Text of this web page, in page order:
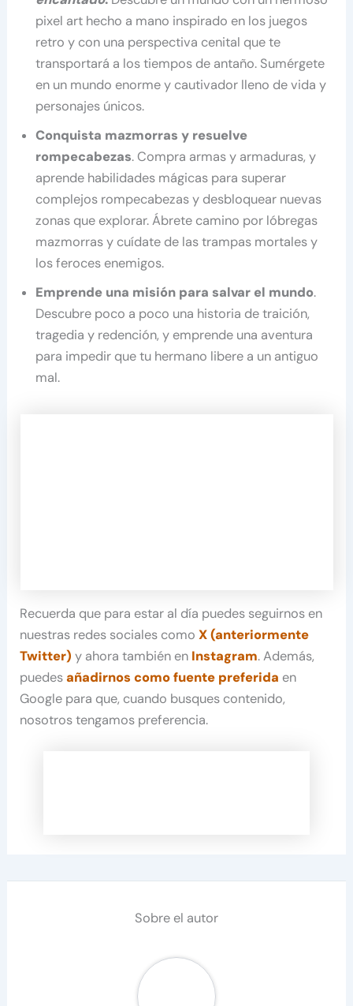
pixel art hecho a mano inspirado en los juegos
retro y con una perspectiva cenital que te
transportará a los tiempos de antaño. Sumérgete
en un mundo enorme y cautivador lleno de vida y
personajes únicos.
Conquista mazmorras y resuelve
rompecabezas. Compra armas y armaduras, y
aprende habilidades mágicas para superar
complejos rompecabezas y desbloquear nuevas
zonas que explorar. Ábrete camino por lóbregas
mazmorras y cuídate de las trampas mortales y
los feroces enemigos.
Emprende una misión para salvar el mundo.
Descubre poco a poco una historia de traición,
tragedia y redención, y emprende una aventura
para impedir que tu hermano libere a un antiguo
mal.
Recuerda que para estar al día puedes seguirnos en
nuestras redes sociales comoX (anteriormente
Twitter) y ahora también en Instagram. Además,
puedesañadirnos como fuente preferida en
Google para que, cuando busques contenido,
nosotros tengamos preferencia.
Sobre el autor